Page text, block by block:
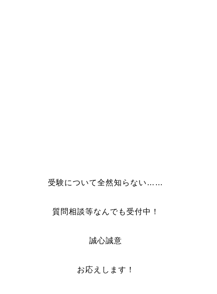
受験について全然知らない……
質問相談等なんでも受付中！
誠心誠意
お応えします！